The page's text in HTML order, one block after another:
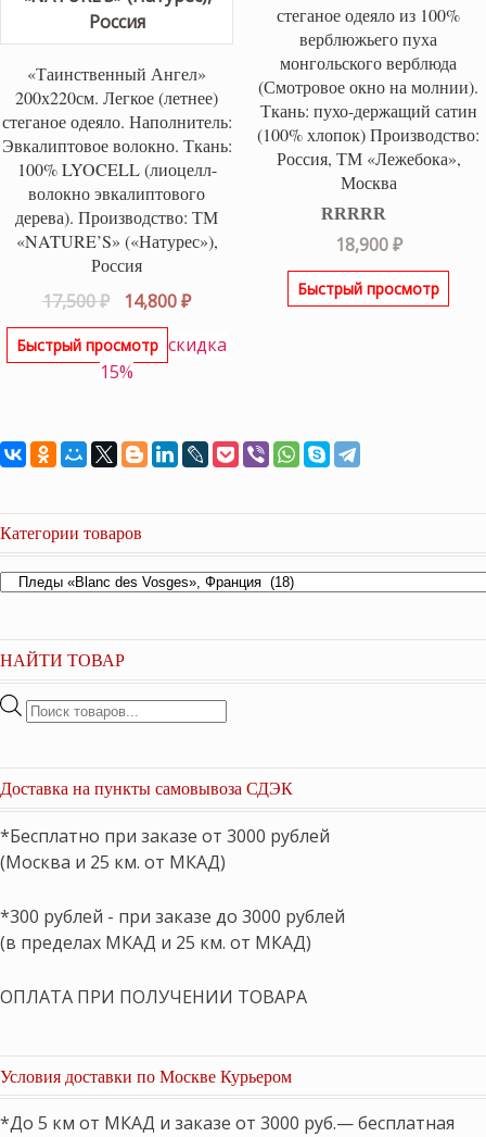
«Таинственный Ангел»
200х220см. Легкое (летнее)
стеганое одеяло. Наполнитель:
Эвкалиптовое волокно. Ткань:
100% LYOCELL (лиоцелл-
волокно эвкалиптового
дерева). Производство: ТМ
«NATURE’S» («Натурес»),
Россия
17,500₽
Первоначальная
цена
составляла
17,500 ₽.
14,800₽Текущая
14,800 ₽.
Быстрый просмотр скидка
15%
стеганое одеяло из 100%
верблюжьего пуха
монгольского верблюда
(Смотровое окно на молнии).
Ткань: пухо-держащий сатин
(100% хлопок) Производство:
Россия, ТМ «Лежебока»,
Москва
Оценка5.00
из 5
18,900₽
Быстрый просмотр
Категории товаров
НАЙТИ ТОВАР
Поиск
Доставка на пункты самовывоза СДЭК
*Бесплатно при заказе от 3000 рублей
(Москва и 25 км. от МКАД)
*300 рублей - при заказе до 3000 рублей
(в пределах МКАД и 25 км. от МКАД)
ОПЛАТА ПРИ ПОЛУЧЕНИИ ТОВАРА
Условия доставки по Москве Курьером
*До 5 км от МКАД и заказе от 3000 руб.— бесплатная